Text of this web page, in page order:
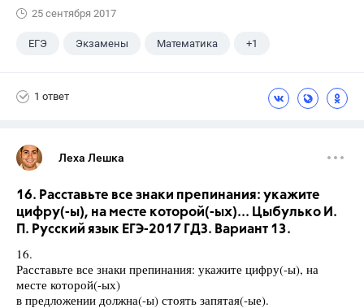
25 сентября 2017
ЕГЭ Экзамены Математика +1
1 ответ
Леха Лешка
16. Расставьте все знаки препинания: укажите
цифру(-ы), на месте которой(-ых)... Цыбулько И.
П. Русский язык ЕГЭ-2017 ГДЗ. Вариант 13.
16.
Расставьте все знаки препинания: укажите цифру(-ы), на
месте которой(-ых)
в предложении должна(-ы) стоять запятая(-ые).